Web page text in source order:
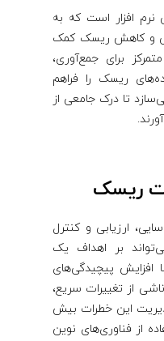
نرم افزار است که به
و کاهش ریسک کمک
برای جمع‌آوری،
ریسک را فراهم
تا درک جامعی از
ریسک
ارزیابی و کنترل
بر اهداف یک
افزایش پیچیدگی‌های
از تغییرات سریع،
این خطرات بیش
از فناوری‌های نوین